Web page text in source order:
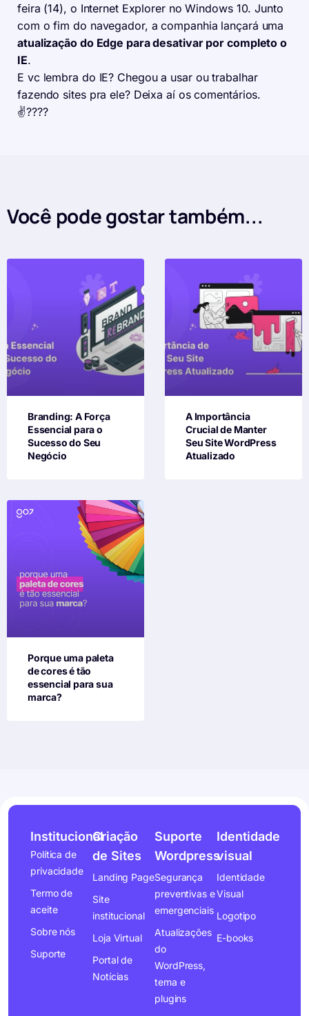
feira (14), o Internet Explorer no Windows 10. Junto
com o fim do navegador, a companhia lançará uma
atualização do Edge para desativar por completo o
IE.
E vc lembra do IE? Chegou a usar ou trabalhar
fazendo sites pra ele? Deixa aí os comentários.
✌????
Você pode gostar também...
Branding: A Força
Essencial para o
Sucesso do Seu
Negócio
A Importância
Crucial de Manter
Seu Site WordPress
Atualizado
Porque uma paleta
de cores é tão
essencial para sua
marca?
Institucional
Política de
privacidade
Termo de
aceite
Sobre nós
Suporte
Criação
de Sites
Landing Page
Site
institucional
Loja Virtual
Portal de
Notícias
Suporte
Wordpress
Segurança
preventivas e
emergenciais
Atualizações
do
WordPress,
tema e
plugins
Identidade
visual
Identidade
Visual
Logotipo
E-books